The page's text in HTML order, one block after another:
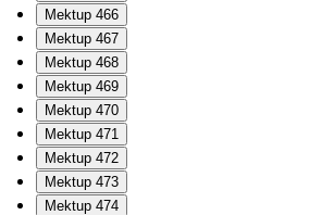
Mektup 466
Mektup 467
Mektup 468
Mektup 469
Mektup 470
Mektup 471
Mektup 472
Mektup 473
Mektup 474